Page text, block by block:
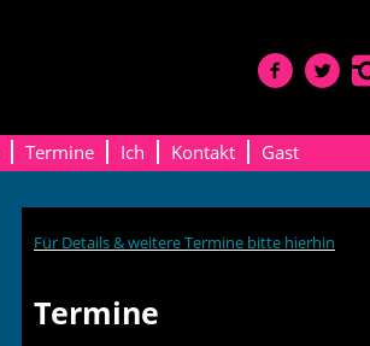
Termine Ich Kontakt
Gast
Für Details & weitere Termine bitte hierhin
Termine